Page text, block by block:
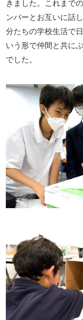
きました。これまで
ンバーとお互いに話
分たちの学校生活で
いう形で仲間と共に
でした。